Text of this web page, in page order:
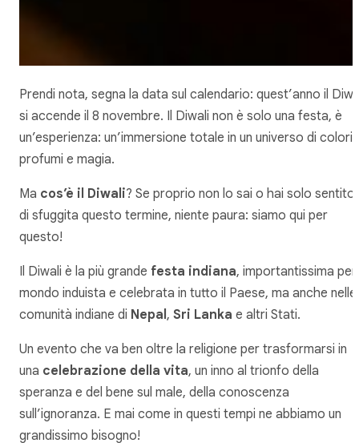
Prendi nota, segna la data sul calendario: quest’anno il
si accende il 8 novembre. Il Diwali non è solo una festa, è
un’esperienza: un’immersione totale in un universo di colori,
profumi e magia.
Ma cos’è il Diwali? Se proprio non lo sai o hai solo sentito
di sfuggita questo termine, niente paura: siamo qui per
questo!
Il Diwali è la più grande festa indiana, importantissima per
mondo induista e celebrata in tutto il Paese, ma anche nelle
comunità indiane di Nepal , Sri Lanka e altri Stati.
Un evento che va ben oltre la religione per trasformarsi in
una celebrazione della vita, un inno al trionfo della
speranza e del bene sul male, della conoscenza
sull’ignoranza. E mai come in questi tempi ne abbiamo un
grandissimo bisogno!